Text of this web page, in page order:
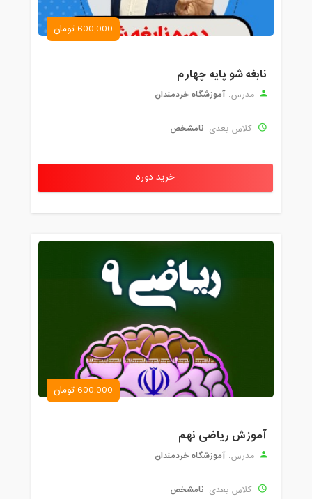
600,000 تومان
نابغه شو پایه چهارم
مدرس: آموزشگاه خردمندان
کلاس بعدی: نامشخص
خرید دوره
600,000 تومان
آموزش ریاضی نهم
مدرس: آموزشگاه خردمندان
کلاس بعدی: نامشخص